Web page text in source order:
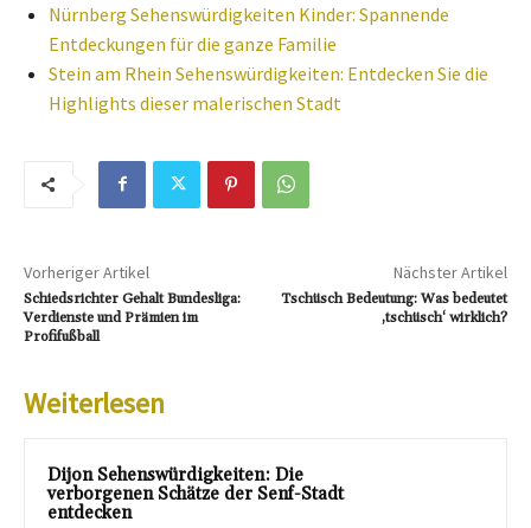
Nürnberg Sehenswürdigkeiten Kinder: Spannende
Entdeckungen für die ganze Familie
Stein am Rhein Sehenswürdigkeiten: Entdecken Sie die
Highlights dieser malerischen Stadt
Vorheriger Artikel
Schiedsrichter Gehalt Bundesliga:
Verdienste und Prämien im
Profifußball
Nächster Artikel
Tschüsch Bedeutung: Was bedeutet
‚tschüsch‘ wirklich?
Weiterlesen
Dijon Sehenswürdigkeiten: Die
verborgenen Schätze der Senf-Stadt
entdecken